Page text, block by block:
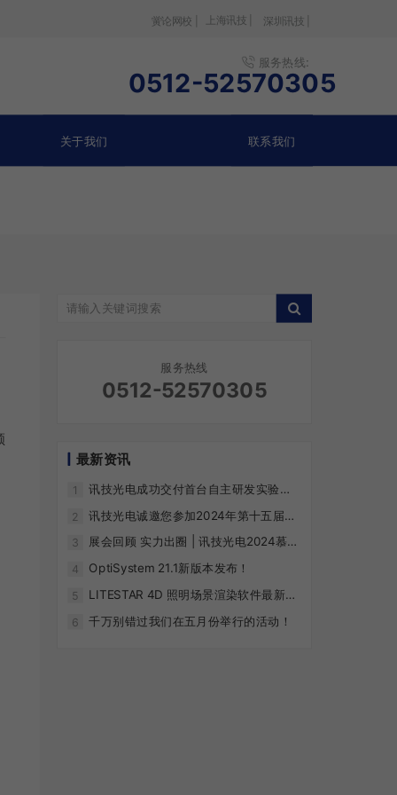
黉论网校 | 上海讯技 | 深圳讯技 |
服务热线:
0512-52570305
关于我们 联系我们
服务热线
0512-52570305
最新资讯
1 讯技光电成功交付首台自主研发实验教
2
讯技光电诚邀您参加2024年第十五届国
际信息光学与光子学学术会议（CIOP
2024）
3
展会回顾 实力出圈 | 讯技光电2024慕尼
黑上海光博会&合肥国际显示技术展完美
收官
4 OptiSystem 21.1新版本发布！
5
LITESTAR 4D 照明场景渲染软件最新活
6 千万别错过我们在五月份举行的活动！